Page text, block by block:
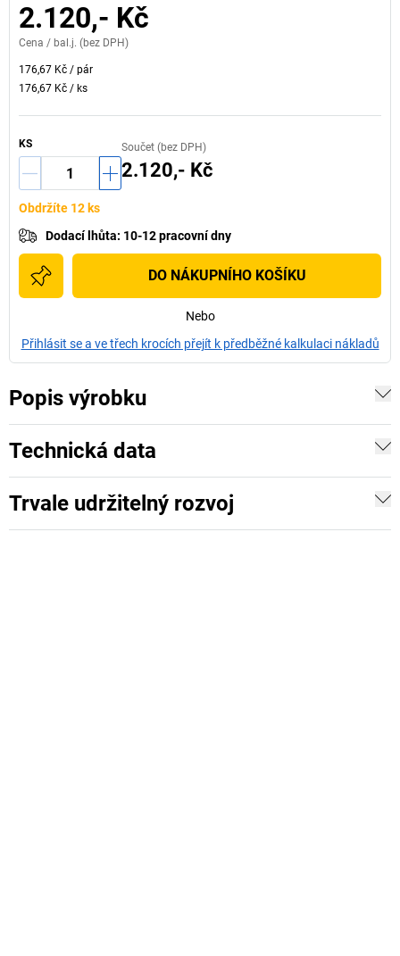
2.120,- Kč
Cena / bal.j. (bez DPH)
176,67 Kč / pár
176,67 Kč / ks
KS Součet (bez DPH)
2.120,- Kč
Obdržíte 12 ks
Dodací lhůta: 10-12 pracovní dny
DO NÁKUPNÍHO KOŠÍKU
Nebo
Přihlásit se a ve třech krocích přejít k předběžné kalkulaci nákladů
Popis výrobku
Technická data
Trvale udržitelný rozvoj